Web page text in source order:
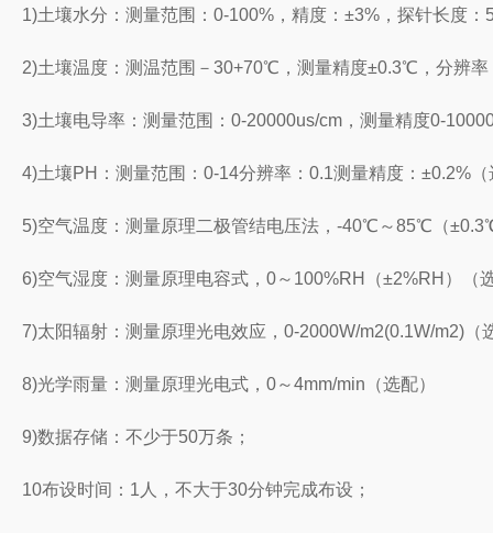
1)土壤水分：测量范围：0-100%，精度：±3%，探针长度
2)土壤温度：测温范围－30+70℃，测量精度±0.3℃，分辨
3)土壤电导率：测量范围：0-20000us/cm，测量精度0-
4)土壤PH：测量范围：0-14分辨率：0.1测量精度：±0.2%（
5)空气温度：测量原理二极管结电压法，-40℃～85℃（
6)空气湿度：测量原理电容式，0～100%RH（±2%RH）（
7)太阳辐射：测量原理光电效应，0-2000W/m2(0.1W/m2)（
8)光学雨量：测量原理光电式，0～4mm/min（选配）
9)数据存储：不少于50万条；
10布设时间：1人，不大于30分钟完成布设；